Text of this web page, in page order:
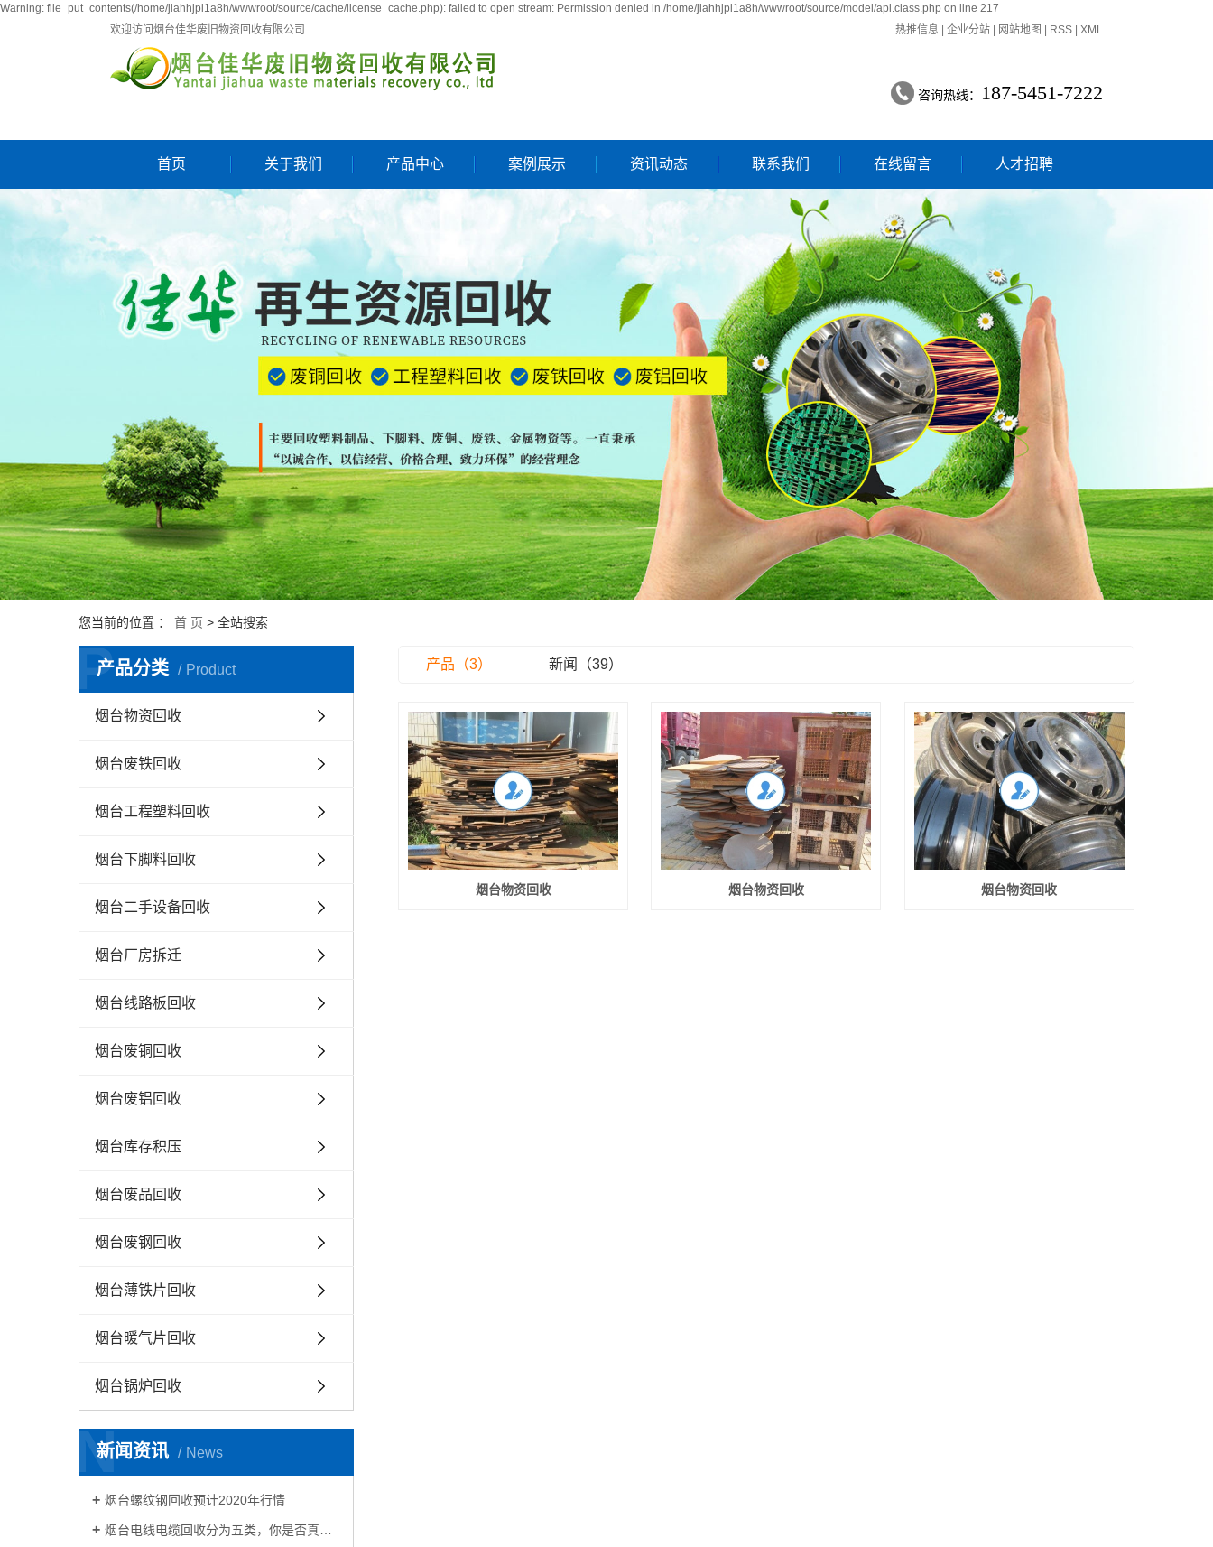
Warning: file_put_contents(/home/jiahhjpi1a8h/wwwroot/source/cache/license_cache.php): failed to open stream: Permission denied in /home/jiahhjpi1a8h/wwwroot/source/model/api.class.php on line 217
欢迎访问烟台佳华废旧物资回收有限公司
热推信息 企业分站 网站地图 RSS XML
咨询热线： 187-5451-7222
首页 关于我们 产品中心 案例展示 资讯动态 联系我们 在线留言 人才招聘
您当前的位置 ： 首 页 > 全站搜索
产品分类 Product
P
烟台物资回收
烟台废铁回收
烟台工程塑料回收
烟台下脚料回收
烟台二手设备回收
烟台厂房拆迁
烟台线路板回收
烟台废铜回收
烟台废铝回收
烟台库存积压
烟台废品回收
烟台废钢回收
烟台薄铁片回收
烟台暖气片回收
烟台锅炉回收
新闻资讯 News
N
烟台螺纹钢回收预计2020年行情
烟台电线电缆回收分为五类，你是否真的了解电线电缆回收？
产品（3） 新闻（39）
烟台物资回收 烟台物资回收 烟台物资回收